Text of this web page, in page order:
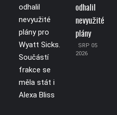
odhalil
nevyužité
plány
SRP 05
2026